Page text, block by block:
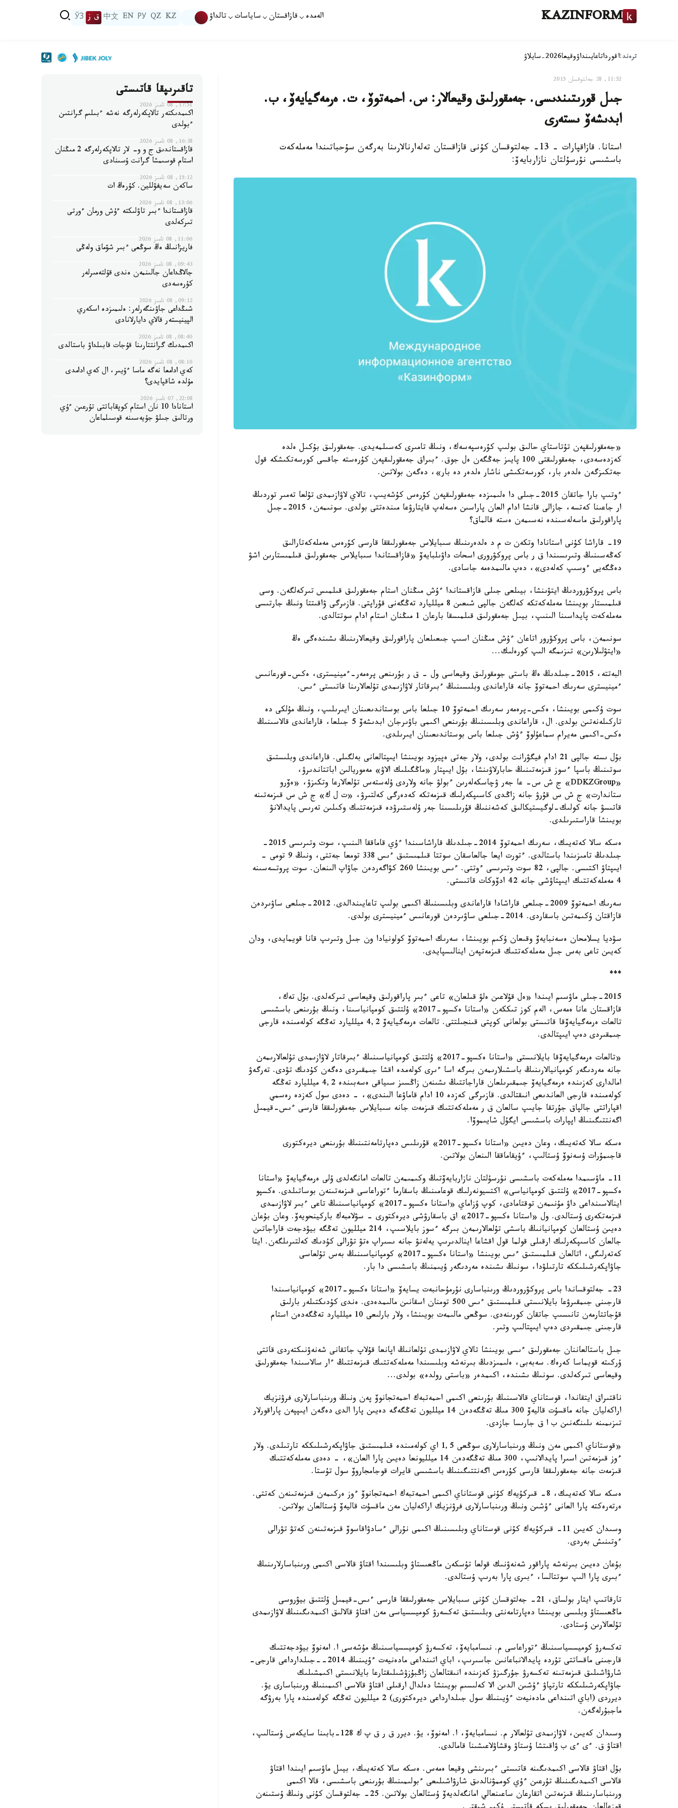
KAZINFORM الەمدە قازاقستان ساياسات تالداۋ KZ
QZ
РУ
EN
中文 ق ز ЎЗ
ترەند:اقورداتاعايىنداۋوقيعا2026-سايلاۋ
11:52, 28 جەلتوقسان 2015
جىل قورىتىندىسى. جەمقورلىق وقيعالار: س. احمەتوۆ، ت. ەرمەگيايەۆ، ب.
ابدىشەۆ ىستەرى
استانا. قازاقپارات - 13- جەلتوقسان كۇنى قازاقستان تەلەارنالارىنا بەرگەن سۇحباتىندا مەملەكەت
باسشىسى نۇرسۇلتان نازاربايەۆ:
«جەمقورلىقپەن تۇتاستاي حالىق بولىپ كۇرەسپەسەك، ونىڭ تامىرى كەسىلمەيدى. جەمقورلىق بۇكىل ەلدە
كەزدەسەدى، جەمقورلىقتى 100 پايىز جەڭگەن ەل جوق. ءبىراق جەمقورلىقپەن كۇرەستە جاقسى كورسەتكىشكە قول
جەتكىزگەن ەلدەر بار، كورسەتكىشى ناشار ەلدەر دە بار»، دەگەن بولاتىن.
ءوتىپ بارا جاتقان 2015-جىلى دا ەلىمىزدە جەمقورلىقپەن كۇرەس كۇشەيىپ، تالاي لاۋازىمدى تۇلعا تەمىر توردىڭ
ار جاعىنا كەتسە، جازالى قانشا ادام العان پاراسىن ەسەلەپ قايتارۋعا مىندەتتى بولدى. سونىمەن، 2015-جىل
پاراقورلىق ماسەلەسىندە نەسىمەن ەستە قالماق؟
19- قاراشا كۇنى استانادا وتكەن ت م د ەلدەرىنىڭ سىبايلاس جەمقورلىققا قارسى كۇرەس مەملەكەتارالىق
كەڭەسىنىڭ وتىرىسىندا ق ر باس پروكۋرورى اسحات داۋىلبايەۆ «قازاقستاندا سىبايلاس جەمقورلىق قىلمىستارىن اشۋ
دەڭگەيى ءوسىپ كەلەدى»، دەپ مالىمدەمە جاسادى.
باس پروكۋروردىڭ ايتۋىنشا، بيىلعى جىلى قازاقستاندا ءۇش مىڭنان استام جەمقورلىق قىلمىس تىركەلگەن. وسى
قىلمىستار بويىنشا مەملەكەتكە كەلگەن جالپى شىعىن 8 ميلليارد تەڭگەنى قۇراپتى. قازىرگى ۋاقىتتا ونىڭ جارتىسى
مەملەكەت پايداسىنا الىنىپ، بيىل جەمقورلىق قىلمىسقا بارعان 1 مىڭنان استام ادام سوتتالدى.
سونىمەن، باس پروكۋرور اتاعان ءۇش مىڭنان اسىپ جىعىلعان پاراقورلىق وقيعالارىنىڭ ىشىندەگى ەڭ
«ايتۋلىلارىن» تىزىمگە الىپ كورەلىك...
البەتتە، 2015-جىلدىڭ ەڭ باستى جومقورلىق وقيعاسى ول - ق ر بۇرىنعى پرەمەر-ءمينيسترى، ەكس-قورعانىس
ءمينيسترى سەرىك احمەتوۆ جانە قاراعاندى وبلىسىنىڭ ءبىرقاتار لاۋازىمدى تۇلعالارىنا قاتىستى ءىس.
سوت ۇكىمى بويىنشا، ەكس-پرەمەر سەرىك احمەتوۆ 10 جىلعا باس بوستاندىعىنان ايىرىلىپ، ونىڭ مۇلكى دە
تاركىلەنەتىن بولدى. ال، قاراعاندى وبلىسىنىڭ بۇرىنعى اكىمى باۋىرجان ابدىشەۆ 5 جىلعا، قاراعاندى قالاسىنىڭ
ەكس-اكىمى مەيرام سماعۇلوۆ ءۇش جىلعا باس بوستاندىعىنان ايىرىلدى.
بۇل ىستە جالپى 21 ادام فيگۋرانت بولدى، ولار جەتى ەپيزود بويىنشا ايىپتالعانى بەلگىلى. قاراعاندى وبلىستىق
سوتىنىڭ باسپا ءسوز قىزمەتىنىڭ حابارلاۋىنشا، بۇل ايىپتار «ماڭگىلىك الاۋ» مەموريالىن اباتتاندىرۋ،
«DDKZGroup» ج ش س- عا جەر ۋچاسكەلەرىن ءبولۋ جانە ولاردى ۇلەستەس تۇلعالارعا وتكىزۋ، «ەۆرو
ستاندارت» ج ش س قۇرۋ جانە زاڭدى كاسىپكەرلىك قىزمەتكە كەدەرگى كەلتىرۋ، «ت ل ك» ج ش س قىزمەتىنە
قاتىسۋ جانە كولىك-لوگيستيكالىق كەشەننىڭ قۇرىلىسىنا جەر ۇلەستىرۋدە قىزمەتتىك وكىلىن تەرىس پايدالانۋ
بويىنشا قاراستىرىلدى.
ەسكە سالا كەتەيىك، سەرىك احمەتوۆ 2014-جىلدىڭ قاراشاسىندا ءۇي قاماققا الىنىپ، سوت وتىرىسى 2015-
جىلدىڭ تامىزىندا باستالدى. ءتورت ايعا جالعاسقان سوتتا قىلمىستىق ءىس 338 تومعا جەتتى، ونىڭ 9 تومى -
ايىپتاۋ اكتىسى. جالپى، 82 سوت وتىرىسى ءوتتى. ءىس بويىنشا 260 كۋاگەردەن جاۋاپ الىنعان. سوت پروتسەسىنە
4 مەملەكەتتىك ايىپتاۋشى جانە 42 ادۆوكات قاتىستى.
سەرىك احمەتوۆ 2009-جىلعى قاراشادا قاراعاندى وبلىسىنىڭ اكىمى بولىپ تاعايىندالدى. 2012-جىلعى ساۋىردەن
قازاقتان ۇكىمەتىن باسقاردى. 2014-جىلعى ساۋىردەن قورعانىس ءمينيسترى بولدى.
سۋديا يسلامحان ەسەنبايەۆ وقىعان ۇكىم بويىنشا، سەرىك احمەتوۆ كولونيادا ون جىل وتىرىپ قانا قويمايدى، ودان
كەيىن تاعى بەس جىل مەملەكەتتىك قىزمەتپەن اينالىسپايدى.
***
2015-جىلى ماۋسىم ايىندا «ەل قۇلاعىن ەلۋ قىلعان» تاعى ءبىر پاراقورلىق وقيعاسى تىركەلدى. بۇل تەك،
قازاقستان عانا ەمەس، الەم كوز تىككەن «استانا ەكسپو-2017» ۇلتتىق كومپانياسىنا، ونىڭ بۇرىنعى باسشىسى
تالعات ەرمەگيايەۆقا قاتىستى بولعانى كوپتى قىنجىلتتى. تالعات ەرمەگيايەۆ 4,2 ميلليارد تەڭگە كولەمىندە قارجى
جىمقىردى دەپ ايىپتالدى.
«تالعات ەرمەگيايەۆقا بايلانىستى «استانا ەكسپو-2017» ۇلتتىق كومپانياسىنىڭ ءبىرقاتار لاۋازىمدى تۇلعالارىمەن
جانە مەردىگەر كومپانيالارىنىڭ باسشىلارىمەن بىرگە اسا ءىرى كولەمدە اقشا جىمقىردى دەگەن كۇدىك تۋدى. تەرگەۋ
امالدارى كەزىندە ەرمەگيايەۆ جىمقىرىلعان قاراجاتتىڭ ىشىنەن زاڭسىز سىياقى ەسەبىندە 4,2 ميلليارد تەڭگە
كولەمىندە قارجى العاندىعى انىقتالدى. قازىرگى كەزدە 10 ادام قاماۋعا الىندى»، - دەدى سول كەزدە رەسمي
اقپاراتتى جالپاق جۇرتقا جايىپ سالعان ق ر مەملەكەتتىك قىزمەت جانە سىبايلاس جەمقورلىققا قارسى ءىس-قيمىل
اگەنتتىگىنىڭ اپپارات باسشىسى ايگۇل شايىموۆا.
ەسكە سالا كەتەيىك، وعان دەيىن «استانا ەكسپو-2017» قۇرىلىس دەپارتامەنتىنىڭ بۇرىنعى ديرەكتورى
قاجىمۇرات ۇسەنوۆ ۇستالىپ، ءۇيقاماققا الىنعان بولاتىن.
11- ماۋسىمدا مەملەكەت باسشىسى نۇرسۇلتان نازاربايەۆتىڭ وكىمىمەن تالعات امانگەلدى ۇلى ەرمەگيايەۆ «استانا
ەكسپو-2017» ۇلتتىق كومپانياسى» اكتسيونەرلىك قوعامىنىڭ باسقارما ءتوراعاسى قىزمەتىنەن بوساتىلدى. ەكسپو
اينالاسىنداعى داۋ مۇنىمەن توقتامادى، كوپ ۇزاماي «استانا ەكسپو-2017» كومپانياسىنىڭ تاعى ءبىر لاۋازىمدى
قىزمەتكەرى ۇستالدى. ول «استانا ەكسپو-2017» اق باسقارۋشى ديرەكتورى - سۋلامبەك باركينحويەۆ. وعان بۇعان
دەيىن ۇستالعان كومپانيانىڭ باسشى تۇلعالارىمەن بىرگە ءسوز بايلاسىپ، 214 ميلليون تەڭگە بيۋدجەت قاراجاتىن
جالعان كاسىپكەرلىك ارقىلى قولما قول اقشاعا اينالدىرىپ يەلەنۋ جانە ىسىراپ ەتۋ تۋرالى كۇدىك كەلتىرىلگەن. ايتا
كەتەرلىگى، اتالعان قىلمىستىق ءىس بويىنشا «استانا ەكسپو-2017» كومپانياسىنىڭ بەس تۇلعاسى
جاۋاپكەرشىلىككە تارتىلۋدا، سونىڭ ىشىندە مەردىگەر ۇيىمنىڭ باسشىسى دا بار.
23- جەلتوقساندا باس پروكۋروردىڭ ورىنباسارى نۇرمۇحانبەت يسايەۆ «استانا ەكسپو-2017» كومپانياسىندا
قارجىنى جىمقىرۋعا بايلانىستى قىلمىستىق ءىس 500 تومنان اسقانىن مالىمدەدى. ەندى كۇدىكتىلەر بارلىق
قۇجاتتارمەن تانىسىپ جاتقان كورىنەدى. سوڭعى مالىمەت بويىنشا، ولار بارلىعى 10 ميلليارد تەڭگەدەن استام
قارجىنى جىمقىردى دەپ ايىپتالىپ وتىر.
جىل باستالعاننان جەمقورلىق ءىسى بويىنشا تالاي لاۋازىمدى تۇلعانىڭ اپانعا قۇلاپ جاتقانى شەنەۋنىكتەردى قاتتى
ۇركىتە قويماسا كەرەك. سەبەبى، ەلىمىزدىڭ بىرنەشە وبلىسىندا مەملەكەتتىك قىزمەتتىڭ ءار سالاسىندا جەمقورلىق
وقيعاسى تىركەلدى. سونىڭ ىشىندە، اكىمدەر «باستى رولدە» بولدى...
ناقتىراق ايتقاندا، قوستاناي قالاسىنىڭ بۇرىنعى اكىمى احمەتبەك احمەتجانوۆ پەن ونىڭ ورىنباسارلارى فرۋنزيك
اراكەليان جانە ماقسۇت قاليەۆ 300 مىڭ تەڭگەدەن 14 ميلليون تەڭگەگە دەيىن پارا الدى دەگەن ايىپپەن پاراقورلار
تىزىمىنە ىلىنگەنىن ب ا ق جارىسا جازدى.
«قوستاناي اكىمى مەن ونىڭ ورىنباسارلارى سوڭعى 1,5 اي كولەمىندە قىلمىستىق جاۋاپكەرشىلىككە تارتىلدى. ولار
ءوز قىزمەتىن اسىرا پايدالانىپ، 300 مىڭ تەڭگەدەن 14 ميلليونعا دەيىن پارا العان»، - دەدى مەملەكەتتىك
قىزمەت جانە جەمقورلىققا قارسى كۇرەس اگەنتتىگىنىڭ باسشىسى قايرات قوجامجاروۆ سول تۇستا.
ەسكە سالا كەتەيىك، 8- قىركۇيەك كۇنى قوستاناي اكىمى احمەتبەك احمەتجانوۆ ءوز ەركىمەن قىزمەتىنەن كەتتى.
ەرتەرەكتە پارا العانى ءۇشىن ونىڭ ورىنباسارلارى فرۋنزيك اراكەليان مەن ماقسۇت قاليەۆ ۇستالعان بولاتىن.
وسىدان كەيىن 11- قىركۇيەك كۇنى قوستاناي وبلىسىنىڭ اكىمى نۇرالى ءسادۋاقاسوۆ قىزمەتىنەن كەتۋ تۋرالى
ءوتىنىش بەردى.
بۇعان دەيىن بىرنەشە پاراقور شەنەۋنىك قولعا تۇسكەن ماڭعىستاۋ وبلىسىندا اقتاۋ قالاسى اكىمى ورىنباسارلارىنىڭ
ءبىرى پارا الىپ سوتتالسا، ءبىرى پارا بەرىپ ۇستالدى.
تارقاتىپ ايتار بولساق، 21- جەلتوقسان كۇنى سىبايلاس جەمقورلىققا قارسى ءىس-قيمىل ۇلتتىق بيۋروسى
ماڭعىستاۋ وبلىسى بويىنشا دەپارتامەنتى وبلىستىق تەكسەرۋ كوميسسياسى مەن اقتاۋ قالالىق اكىمدىگىنىڭ لاۋازىمدى
تۇلعالارىن ۇستادى.
تەكسەرۋ كوميسسياسىنىڭ ءتوراعاسى م. نىسامبايەۆ، تەكسەرۋ كوميسسياسىنىڭ مۇشەسى ا. امەنوۆ بيۋدجەتتىك
قارجىنى ماقساتتى تۇردە پايدالانباعانىن جاسىرىپ، اباي اتىنداعى مادەنيەت ءۇيىنىڭ 2014--جىلدارداعى قارجى-
شارۋاشىلىق قىزمەتىنە تەكسەرۋ جۇرگىزۋ كەزىندە انىقتالعان زاڭبۇزۋشىلىقتارعا بايلانىستى اكىمشىلىك
جاۋاپكەرشىلىككە تارتپاۋ ءۇشىن الدىن الا كەلىسىم بويىنشا دەلدال ارقىلى اقتاۋ قالاسى اكىمىنىڭ ورىنباسارى يۋ.
ديرردى (اباي اتىنداعى مادەنيەت ءۇيىنىڭ سول جىلدارداعى ديرەكتورى) 2 ميلليون تەڭگە كولەمىندە پارا بەرۋگە
ماجبۇرلەگەن.
وسىدان كەيىن، لاۋازىمدى تۇلعالار م. نىسامبايەۆ، ا. امەنوۆ، يۋ. ديرر ق ر ق پ ك 128-بابىنا سايكەس ۇستالىپ،
اقتاۋ ق. ءى ءى ب ۋاقىتشا ۇستاۋ وقشاۋلاعىشىنا قامالدى.
بۇل اقتاۋ قالاسى اكىمدىگىنە قاتىستى ءبىرىنشى وقيعا ەمەس. ەسكە سالا كەتەيىك، بيىل ماۋسىم ايىندا اقتاۋ
قالاسى اكىمدىگىنىڭ تۇرعىن ءۇي كوممۋنالدىق شارۋاشىلىعى ءبولىمىنىڭ بۇرىنعى باسشىسى، قالا اكىمى
ورىنباسارىنىڭ قىزمەتىن اتقارعان ساعىنعالي امانگەلديەۆ ۇستالعان بولاتىن. 25- جەلتوقسان كۇنى ونىڭ ۇستىنەن
تاقىرىپقا قاتىستى
17:51, 08 تامىز 2026
اكىمدىكتەر تالاپكەرلەرگە نەشە ءبىلىم گرانتىن
ءبولدى
16:38, 08 تامىز 2026
قازاقستاندىق ج و و- لار تالاپكەرلەرگە 2 مىڭنان
استام قوسىمشا گرانت ۇسىنادى
15:12, 08 تامىز 2026
ساكەن سەيفۋللين. كۇرەڭ ات
13:06, 08 تامىز 2026
قازاقستاندا ءبىر تاۋلىكتە ءۇش ورمان ءورتى
تىركەلدى
11:06, 08 تامىز 2026
فاريزانىڭ ەڭ سوڭعى ءبىر شۋماق ولەڭى
09:43, 08 تامىز 2026
جالاڭداعان جالىنمەن ەندى قۇلتەمىرلەر
كۇرەسەدى
09:12, 08 تامىز 2026
شىڭداعى جاۋىنگەرلەر: ەلىمىزدە اسكەري
الپينيستەر قالاي دايارلانادى
08:40, 08 تامىز 2026
اكىمدىك گرانتتارىنا قۇجات قابىلداۋ باستالدى
08:10, 08 تامىز 2026
كەي ادامعا نەگە ماسا ءۇيىر، ال كەي ادامدى
مۇلدە شاقپايدى؟
22:08, 07 تامىز 2026
استانادا 10 نان استام كوپقاباتتى تۇرعىن ءۇي
ورتالىق جىلۋ جۇيەسىنە قوسىلماعان